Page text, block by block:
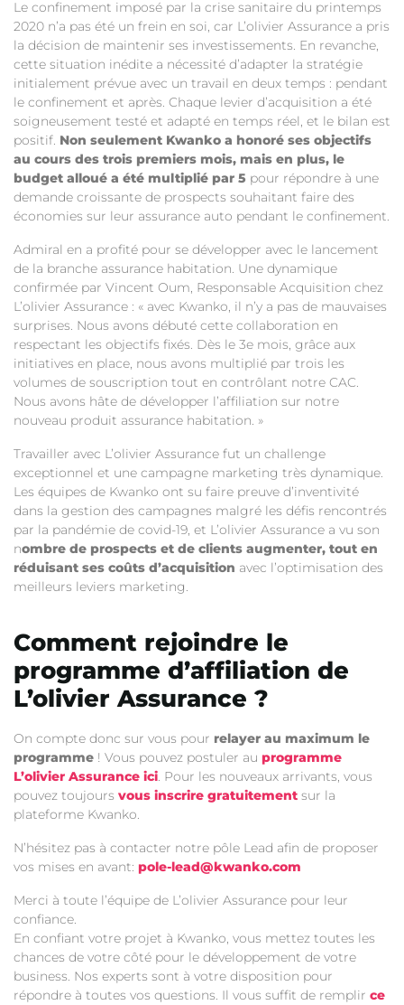
Le confinement imposé par la crise sanitaire du printemps
2020 n’a pas été un frein en soi, car L’olivier Assurance a pris
la décision de maintenir ses investissements. En revanche,
cette situation inédite a nécessité d’adapter la stratégie
initialement prévue avec un travail en deux temps : pendant
le confinement et après. Chaque levier d’acquisition a été
soigneusement testé et adapté en temps réel, et le bilan est
positif. Non seulement Kwanko a honoré ses objectifs
au cours des trois premiers mois, mais en plus, le
budget alloué a été multiplié par 5 pour répondre à une
demande croissante de prospects souhaitant faire des
économies sur leur assurance auto pendant le confinement.
Admiral en a profité pour se développer avec le lancement
de la branche assurance habitation. Une dynamique
confirmée par Vincent Oum, Responsable Acquisition chez
L’olivier Assurance : « avec Kwanko, il n’y a pas de mauvaises
surprises. Nous avons débuté cette collaboration en
respectant les objectifs fixés. Dès le 3e mois, grâce aux
initiatives en place, nous avons multiplié par trois les
volumes de souscription tout en contrôlant notre CAC.
Nous avons hâte de développer l’affiliation sur notre
nouveau produit assurance habitation. »
Travailler avec L’olivier Assurance fut un challenge
exceptionnel et une campagne marketing très dynamique.
Les équipes de Kwanko ont su faire preuve d’inventivité
dans la gestion des campagnes malgré les défis rencontrés
par la pandémie de covid-19, et L’olivier Assurance a vu son
nombre de prospects et de clients augmenter, tout en
réduisant ses coûts d’acquisition avec l’optimisation des
meilleurs leviers marketing.
Comment rejoindre le
programme d’affiliation de
L’olivier Assurance ?
On compte donc sur vous pour relayer au maximum le
programme ! Vous pouvez postuler au programme
L’olivier Assurance ici. Pour les nouveaux arrivants, vous
pouvez toujours vous inscrire gratuitement sur la
plateforme Kwanko.
N’hésitez pas à contacter notre pôle Lead afin de proposer
vos mises en avant: pole-lead@kwanko.com
Merci à toute l’équipe de L’olivier Assurance pour leur
confiance.
En confiant votre projet à Kwanko, vous mettez toutes les
chances de votre côté pour le développement de votre
business. Nos experts sont à votre disposition pour
répondre à toutes vos questions. Il vous suffit de remplir ce